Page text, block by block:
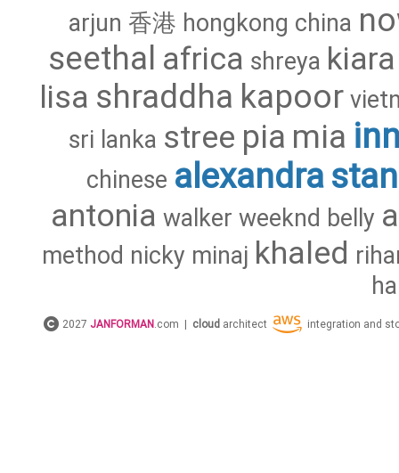
arjun 香港 hongkong china
seethal africa shreya kiara
lisa shraddha kapoor
sri lanka stree pia mia
chinese alexandra stan
antonia walker weeknd belly
method nicky minaj khaled
2027 JANFORMAN .com | cloud architect integration and